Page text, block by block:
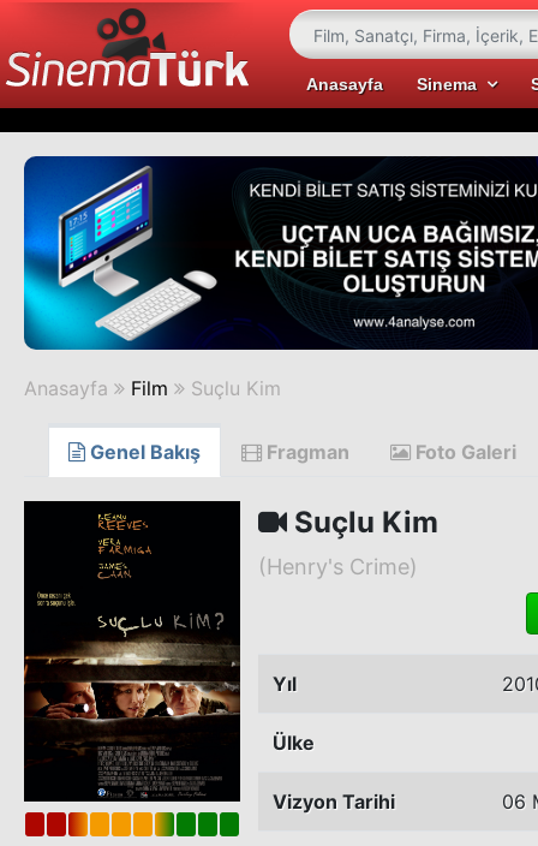
Anasayfa Sinema
Anasayfa Film Suçlu Kim
Genel Bakış Fragman Foto Galeri
Suçlu Kim
(Henry's Crime)
Yıl
Ülke
Vizyon Tarihi 06